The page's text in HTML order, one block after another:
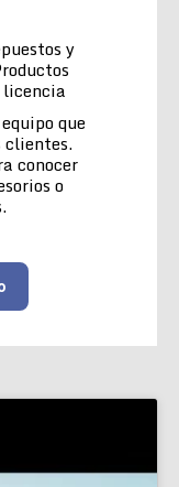
y
licencia
que
clientes.
conocer
o